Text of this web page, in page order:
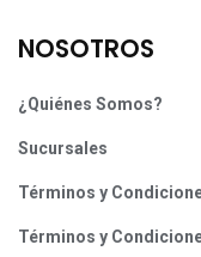
NOSOTROS
¿Quiénes Somos?
Sucursales
Términos y
Términos y